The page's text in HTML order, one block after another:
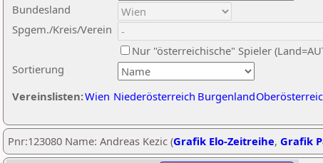
Sortierung
Bundesland
Spgem./Kreis/Verein
Nur "österreichische" Spieler
Vereinslisten:Wien Niederösterreich Burgenland
Pnr:123080 Name: Andreas Kezic (Grafik Elo-Zeitreihe, Grafik